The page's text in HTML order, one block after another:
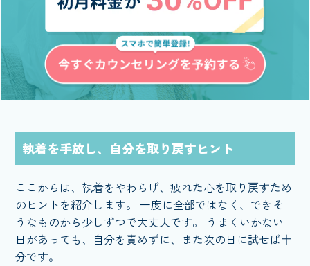
執着を手放し、自分を取り戻すヒント
ここからは、執着をやわらげ、疲れた心を取り戻すため
のヒントを紹介します。 一度に全部ではなく、できそ
うなものから少しずつで大丈夫です。 うまくいかない
日があっても、自分を責めずに、また次の日に試せば十
分です。